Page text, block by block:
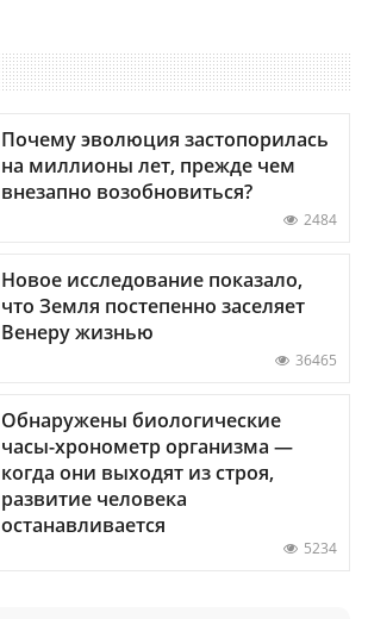
Почему эволюция застопорилась
на миллионы лет, прежде чем
внезапно возобновиться?
2484
Новое исследование показало,
что Земля постепенно заселяет
Венеру жизнью
36465
Обнаружены биологические
часы-хронометр организма —
когда они выходят из строя,
развитие человека
останавливается
5234